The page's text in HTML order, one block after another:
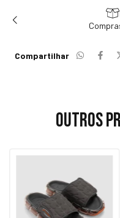
Compartilhar
Outros